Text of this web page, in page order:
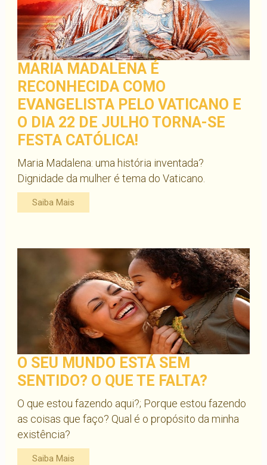
MARIA MADALENA É
RECONHECIDA COMO
EVANGELISTA PELO VATICANO E
O DIA 22 DE JULHO TORNA-SE
FESTA CATÓLICA!
Maria Madalena: uma história inventada?
Dignidade da mulher é tema do Vaticano.
Saiba Mais
O SEU MUNDO ESTÁ SEM
SENTIDO? O QUE TE FALTA?
O que estou fazendo aqui?; Porque estou fazendo
as coisas que faço? Qual é o propósito da minha
existência?
Saiba Mais